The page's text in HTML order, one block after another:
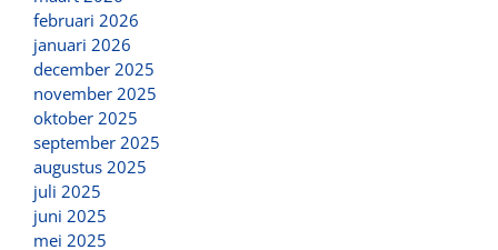
februari 2026
januari 2026
december 2025
november 2025
oktober 2025
september 2025
augustus 2025
juli 2025
juni 2025
mei 2025